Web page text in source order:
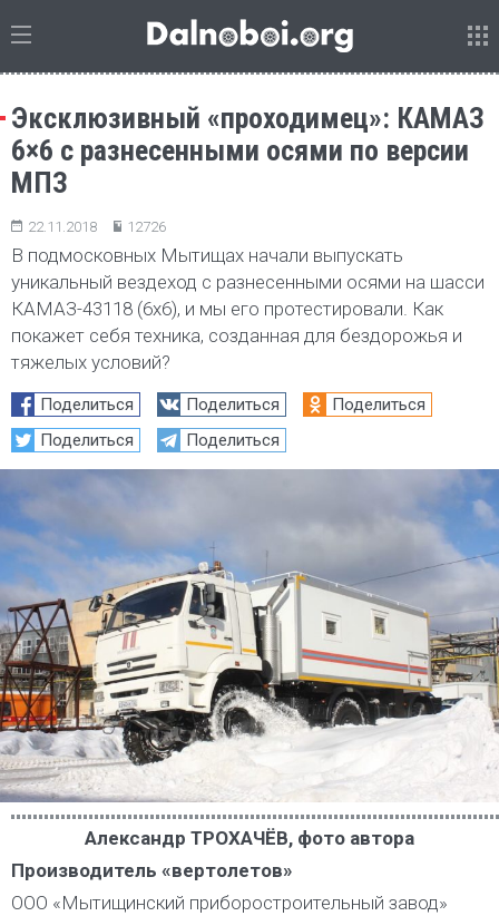
Эксклюзивный «проходимец»: КАМАЗ
6×6 c разнесенными осями по версии
МПЗ
22.11.2018 12726
В подмосковных Мытищах начали выпускать
уникальный вездеход с разнесенными осями на шасси
КАМАЗ-43118 (6х6), и мы его протестировали. Как
покажет себя техника, созданная для бездорожья и
тяжелых условий?
Поделиться Поделиться
Поделиться
Поделиться
Поделиться
Александр ТРОХАЧЁВ, фото автора
Производитель «вертолетов»
ООО «Мытищинский приборостроительный завод»